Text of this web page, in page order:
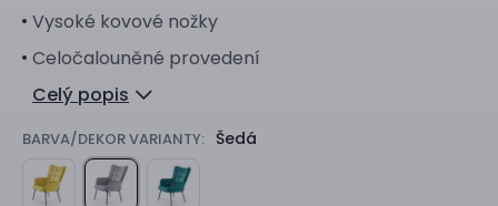
Vysoké kovové nožky
Celočalouněné provedení
Celý popis
BARVA/DEKOR VARIANTY: Šedá